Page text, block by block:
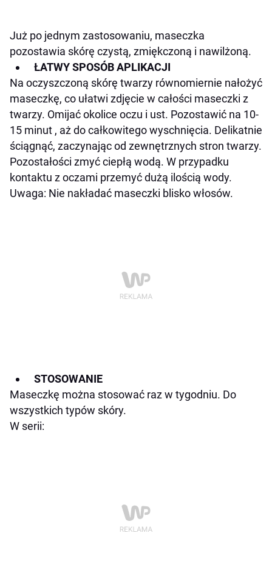
Już po jednym zastosowaniu, maseczka
pozostawia skórę czystą, zmiękczoną i nawilżoną.
ŁATWY SPOSÓB APLIKACJI
Na oczyszczoną skórę twarzy równomiernie nałożyć
maseczkę, co ułatwi zdjęcie w całości maseczki z
twarzy. Omijać okolice oczu i ust. Pozostawić na 10-
15 minut , aż do całkowitego wyschnięcia. Delikatnie
ściągnąć, zaczynając od zewnętrznych stron twarzy.
Pozostałości zmyć ciepłą wodą. W przypadku
kontaktu z oczami przemyć dużą ilością wody.
Uwaga: Nie nakładać maseczki blisko włosów.
STOSOWANIE
Maseczkę można stosować raz w tygodniu. Do
wszystkich typów skóry.
W serii: